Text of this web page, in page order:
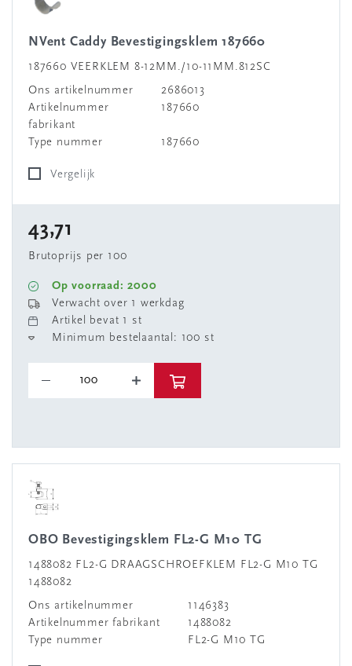
nVent Caddy Bevestigingsklem 187660
187660 VEERKLEM 8-12MM./10-11MM.812SC
Ons artikelnummer
2686013
Artikelnummer
fabrikant
187660
Type nummer 187660
Vergelijk
43,71
Brutoprijs per 100
Op voorraad: 2000
Verwacht over 1 werkdag
Artikel bevat 1 st
Minimum bestelaantal: 100 st
OBO Bevestigingsklem FL2-G M10 TG
1488082 FL2-G DRAAGSCHROEFKLEM FL2-G M10 TG
1488082
Ons artikelnummer
1146383
Artikelnummer fabrikant
1488082
Type nummer
FL2-G M10 TG